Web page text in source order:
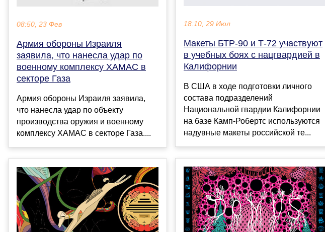
08:50, 23 Фев
Армия обороны Израиля
заявила, что нанесла удар по
военному комплексу ХАМАС в
секторе Газа
Армия обороны Израиля заявила,
что нанесла удар по объекту
производства оружия и военному
комплексу ХАМАС в секторе Газа....
18:10, 29 Июл
Макеты БТР-90 и Т-72 участвуют
в учебных боях с нацгвардией в
Калифорнии
В США в ходе подготовки личного
состава подразделений
Национальной гвардии Калифорнии
на базе Камп-Робертс используются
надувные макеты российской те...